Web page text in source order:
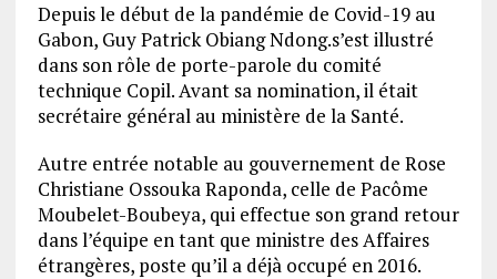
Depuis le début de la pandémie de Covid-19 au
Gabon, Guy Patrick Obiang Ndong.s’est illustré
dans son rôle de porte-parole du comité
technique Copil. Avant sa nomination, il était
secrétaire général au ministère de la Santé.
Autre entrée notable au gouvernement de Rose
Christiane Ossouka Raponda, celle de Pacôme
Moubelet-Boubeya, qui effectue son grand retour
dans l’équipe en tant que ministre des Affaires
étrangères, poste qu’il a déjà occupé en 2016.